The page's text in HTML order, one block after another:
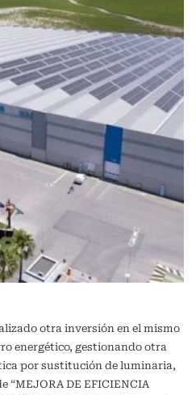
otra inversión en el mismo
energético, gestionando otra
por sustitución de luminaria,
“MEJORA DE EFICIENCIA